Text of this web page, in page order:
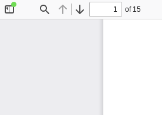
Find Previous
Next
of 15